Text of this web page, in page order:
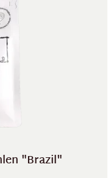
"Brazil"